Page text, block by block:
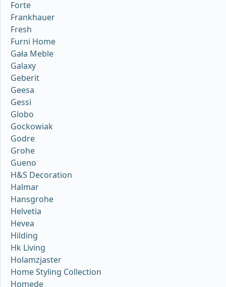
Forte
Frankhauer
Fresh
Furni Home
Gała Meble
Galaxy
Geberit
Geesa
Gessi
Globo
Gockowiak
Godre
Grohe
Gueno
H&S Decoration
Halmar
Hansgrohe
Helvetia
Hevea
Hilding
Hk Living
Holamzjaster
Home Styling Collection
Homede